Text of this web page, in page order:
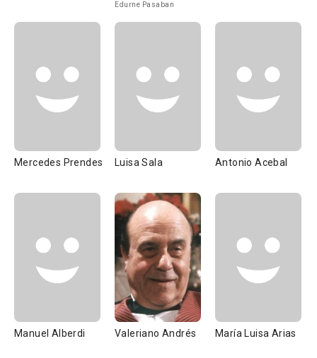
Edurne Pasaban
Mercedes Prendes Luisa Sala Antonio Acebal
Manuel Alberdi Valeriano Andrés María Luisa Arias